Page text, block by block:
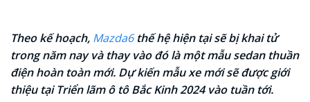
Theo kế hoạch, Mazda6thế hệ hiện tại sẽ bị khai tử
trong năm nay và thay vào đó là một mẫu sedan thuần
điện hoàn toàn mới. Dự kiến mẫu xe mới sẽ được giới
thiệu tại Triển lãm ô tô Bắc Kinh 2024 vào tuần tới.